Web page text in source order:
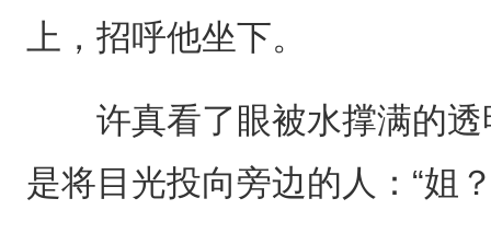
上，招呼他坐下。
许真看了眼被水撑满的透
是将目光投向旁边的人：“姐